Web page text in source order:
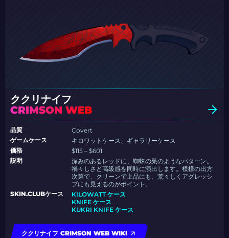
ククリナイフ
CRIMSON WEB
品質
Covert
ゲームケース
キロワットケース、ギャラリーケース
価格
$115 – $601
説明
深みのあるレッドに、蜘蛛の巣のようなパターン。
禍々しさと高級感を同時に演出します。模様の出方
次第で、クリーンで上品にも、荒々しくアグレッシ
ブにも見えるのがポイント。
SKIN.CLUBケース
KILOWATT ケース
KNIFE ケース
KUKRI KNIFE ケース
ククリナイフ CRIMSON WEB WIKI